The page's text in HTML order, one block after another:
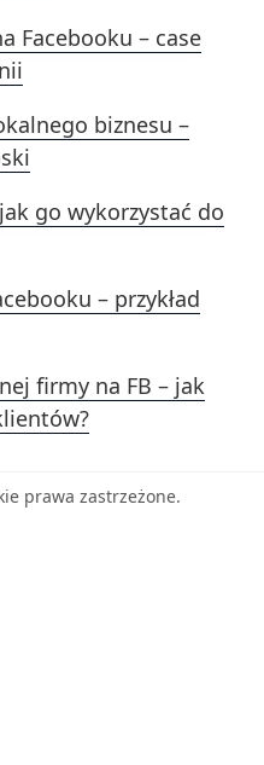
Facebooku – case
biznesu –
go wykorzystać do
– przykład
firmy na FB – jak
prawa zastrzeżone.